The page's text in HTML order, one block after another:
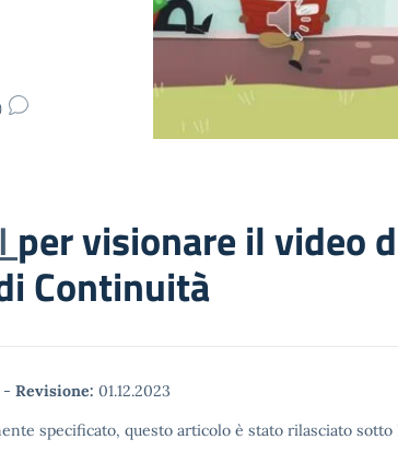
per visionare il video
Continuità
- Revisione: 01.12.2023
specificato, questo articolo è stato rilasciato